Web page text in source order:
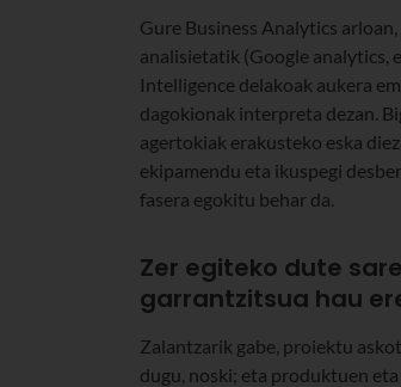
Gure Business Analytics
analisietatik (Google analytics,
Intelligence delakoak aukera
dagokionak interpreta dezan.
agertokiak erakusteko eska
ekipamendu eta ikuspegi
fasera egokitu behar da.
Zer egiteko dute
garrantzitsua hau
Zalantzarik gabe, proiektu
dugu, noski; eta produktuen